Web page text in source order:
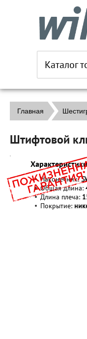
Каталог
Главная
Штифтовой
Наконечник:
Общая длина:
Длина плеча:
Покрытие: